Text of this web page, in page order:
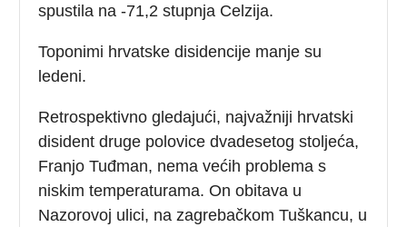
spustila na -71,2 stupnja Celzija.
Toponimi hrvatske disidencije manje su
ledeni.
Retrospektivno gledajući, najvažniji hrvatski
disident druge polovice dvadesetog stoljeća,
Franjo Tuđman, nema većih problema s
niskim temperaturama. On obitava u
Nazorovoj ulici, na zagrebačkom Tuškancu, u